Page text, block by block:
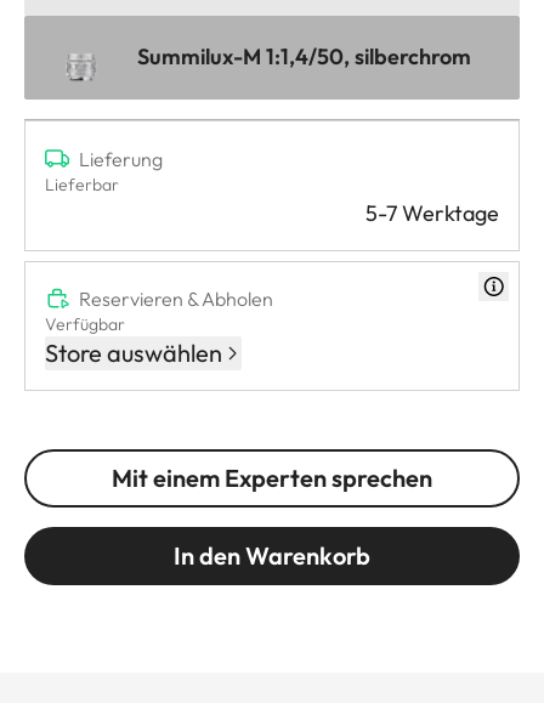
Summilux-M 1:1,4/50, silberchrom
Lieferung
Lieferbar
5-7 Werktage
Reservieren & Abholen
Verfügbar
Store auswählen
Mit einem Experten sprechen
In den Warenkorb